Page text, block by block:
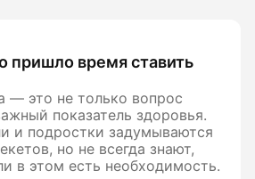
пришло время ставить
— это не только вопрос
показатель здоровья.
и подростки задумываются
но не всегда знают,
в этом есть необходимость.